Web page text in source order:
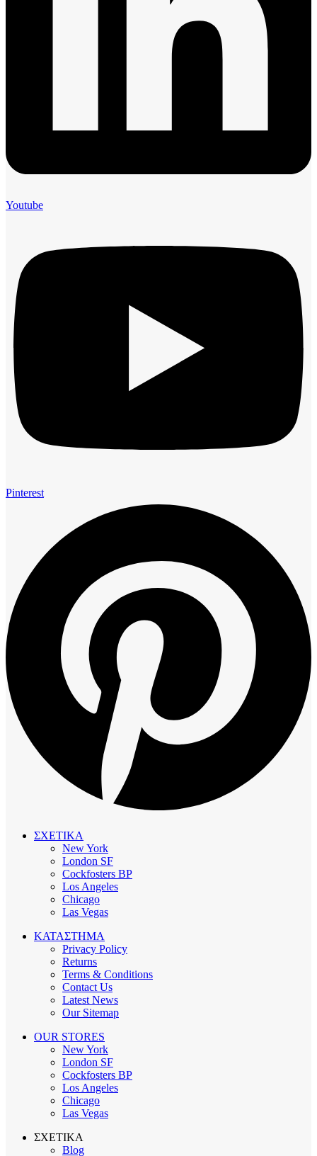
Youtube
Pinterest
ΣΧΕΤΙΚΑ
New York
London SF
Cockfosters BP
Los Angeles
Chicago
Las Vegas
ΚΑΤΑΣΤΗΜΑ
Privacy Policy
Returns
Terms & Conditions
Contact Us
Latest News
Our Sitemap
OUR STORES
New York
London SF
Cockfosters BP
Los Angeles
Chicago
Las Vegas
ΣΧΕΤΙΚΑ
Blog